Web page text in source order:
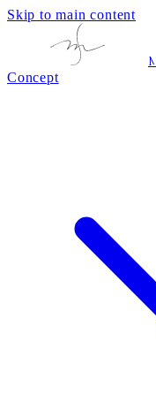
Skip to main content
Concept